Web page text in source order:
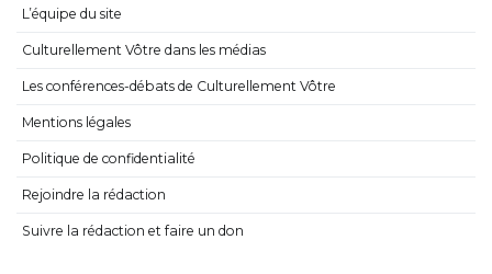
L’équipe du site
Culturellement Vôtre dans les médias
Les conférences-débats de Culturellement Vôtre
Mentions légales
Politique de confidentialité
Rejoindre la rédaction
Suivre la rédaction et faire un don